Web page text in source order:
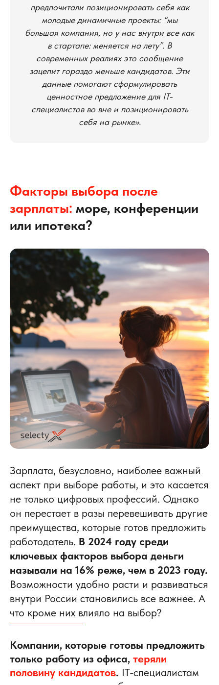
предпочитали позиционировать себя как
молодые динамичные проекты: “мы
большая компания, но у нас внутри все как
в стартапе: меняется на лету”. В
современных реалиях это сообщение
зацепит гораздо меньше кандидатов. Эти
данные помогают сформулировать
ценностное предложение для IT-
специалистов во вне и позиционировать
себя на рынке».
Факторы выбора после
зарплаты: море, конференции
или ипотека?
Зарплата, безусловно, наиболее важный
аспект при выборе работы, и это касается
не только цифровых профессий. Однако
он перестает в разы перевешивать другие
преимущества, которые готов предложить
работодатель. В 2024 году среди
ключевых факторов выбора деньги
называли на 16% реже, чем в 2023 году.
Возможности удобно расти и развиваться
внутри России становились все важнее. А
что кроме них влияло на выбор?
Компании, которые готовы предложить
только работу из офиса, теряли
половину кандидатов. IT-специалистам